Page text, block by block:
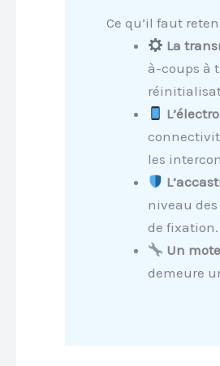
Ce qu’il faut
La
à-coups à
les
niveau
de fixation.
Un
demeure